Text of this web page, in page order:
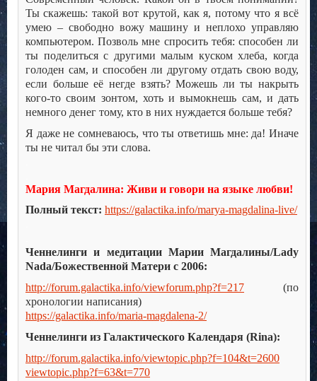
Ты скажешь: такой вот крутой, как я, потому что я всё
умею – свободно вожу машину и неплохо управляю
компьютером. Позволь мне спросить тебя: способен ли
ты поделиться с другими малым куском хлеба, когда
голоден сам, и способен ли другому отдать свою воду,
если больше её негде взять? Можешь ли ты накрыть
кого-то своим зонтом, хоть и вымокнешь сам, и дать
немного денег тому, кто в них нуждается больше тебя?
Я даже не сомневаюсь, что ты ответишь мне: да! Иначе
ты не читал бы эти слова.
Мария Магдалина: Живи и говори на языке любви!
Полный текст: https://galactika.info/marya-magdalina-live/
Ченнелинги и медитации Марии Магдалины/Lady
Nada/Божественной Матери с 2006:
http://forum.galactika.info/viewforum.php?f=217 (по
хронологии написания)
https://galactika.info/maria-magdalena-2/
Ченнелинги из Галактического Календаря (Rina):
http://forum.galactika.info/viewtopic.php?f=104&t=2600
viewtopic.php?f=63&t=770